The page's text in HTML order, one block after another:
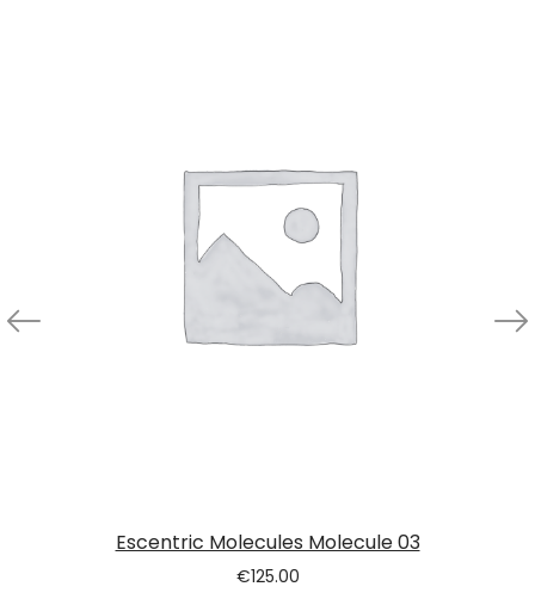
Escentric Molecules Molecule 03
€125.00